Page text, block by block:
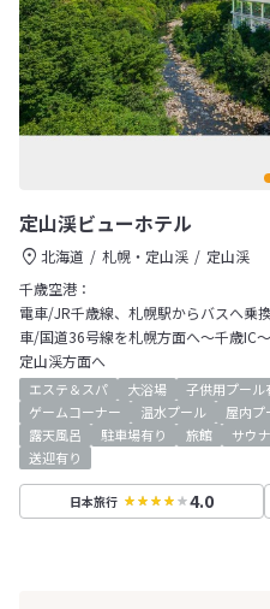
定山渓ビューホテル
北海道 札幌・定山渓
定山渓
千歳空港：
電車/JR千歳線、札幌駅からバスへ乗
車/国道36号線を札幌方面へ～千歳IC
定山渓方面へ
エステ＆スパ 大浴場 子供用プール
ゲームコーナー
温水プール 屋内プ
露天風呂
駐車場有り 旅館 サウナ
送迎有り
日本旅行 4.0